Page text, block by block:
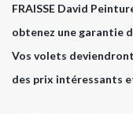
FRAISSE David
obtenez une garantie
Vos volets
des prix intéressants